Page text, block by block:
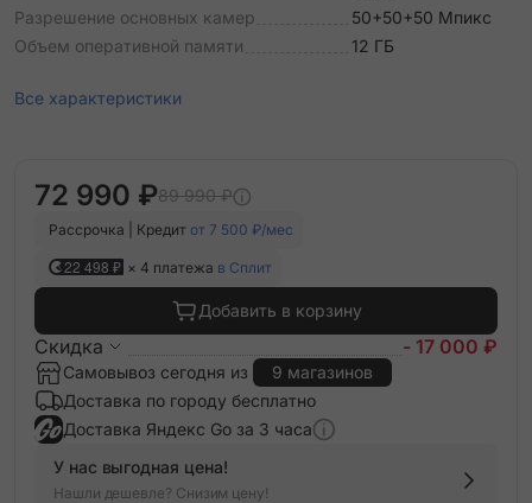
Разрешение основных камер
50+50+50 Мпикс
Объем оперативной памяти
12 ГБ
Все характеристики
72 990 ₽89 990 ₽
Рассрочка | Кредит от 7 500 ₽/мес
22 498 ₽ × 4 платежа в Сплит
Добавить в корзину
Скидка - 17 000 ₽
Самовывоз сегодня из
9 магазинов
Доставка по городу бесплатно
Доставка Яндекс Go за 3 часа
У нас выгодная цена!
Нашли дешевле? Снизим цену!